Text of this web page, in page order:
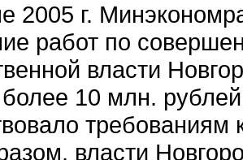
2005 г.
работ по
власти
10 млн.
власти